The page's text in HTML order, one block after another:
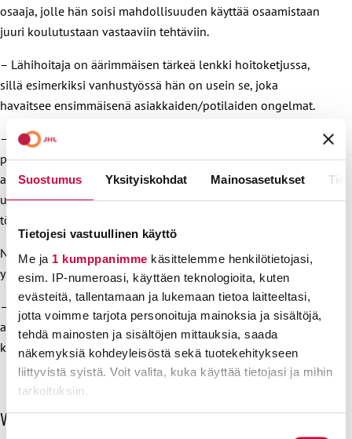
Suostumus Yksityiskohdat Mainosasetukset
Tietojesi vastuullinen käyttö
Me ja 1 kumppanimme käsittelemme henkilötietojasi,
esim. IP-numeroasi, käyttäen teknologioita, kuten
evästeitä, tallentamaan ja lukemaan tietoa laitteeltasi,
jotta voimme tarjota personoituja mainoksia ja sisältöjä,
tehdä mainosten ja sisältöjen mittauksia, saada
näkemyksiä kohdeyleisöstä sekä tuotekehitykseen
liittyvistä syistä. Voit valita, kuka käyttää tietojasi ja mihin
tarkoituksiin.
osaaja, jolle hän soisi mahdollisuuden käyttää osaamistaan
juuri koulutustaan vastaaviin tehtäviin.
– Lähihoitaja on äärimmäisen tärkeä lenkki hoitoketjussa,
sillä esimerkiksi vanhustyössä hän on usein se, joka
havaitsee ensimmäisenä asiakkaiden/potilaiden ongelmat.
– Yhteiskunnassa paljon käytetty mantra ”ahkeruudesta pitää
palkita” sopisi ennen kaikkea lähihoitajille, jotka ovat kiinni
asiakkaissa ja potilaissa ja joiden työpäivät koostuvat yhä
useammin liian kiireisistä askeleista ja huomiota vaativien
töiden rajusta priorisoinnista.
Niemi-Laineen mielestä voi aivan aiheesta kysyä, millainen
yhteiskunta Suomi olisi ilman lähihoitajia.
– Kenelläkään tässä yhteiskunnassa ei taida olla niin laaja-
alaisesti sote- ja varhaiskasvatussektoria halkova koulutus
kuin lähihoitajalla.
O
h
Viimeisimmät uutiset